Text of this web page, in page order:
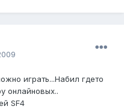
играть...Набил гдето
онлайновых..
SF4